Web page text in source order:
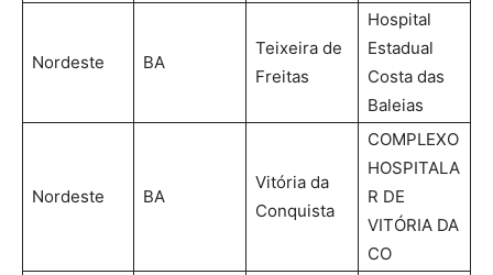
Nordeste BA
Teixeira de
Freitas
Hospital
Estadual
Costa das
Baleias
Nordeste BA
Vitória da
Conquista
COMPLEXO
HOSPITALA
R DE
VITÓRIA DA
CO